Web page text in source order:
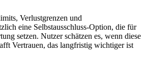
Verlustgrenzen und
eine Selbstausschluss-Option, die für
setzen. Nutzer schätzen es, wenn diese
Vertrauen, das langfristig wichtiger ist